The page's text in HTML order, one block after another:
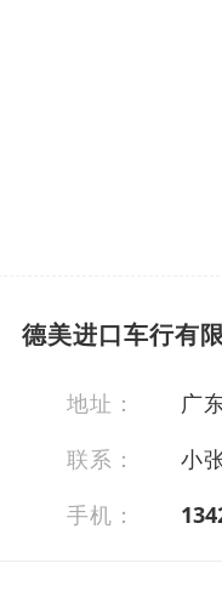
德美进口车行有
地址：
广
联系：
小
手机：